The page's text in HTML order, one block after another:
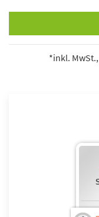
*inkl.